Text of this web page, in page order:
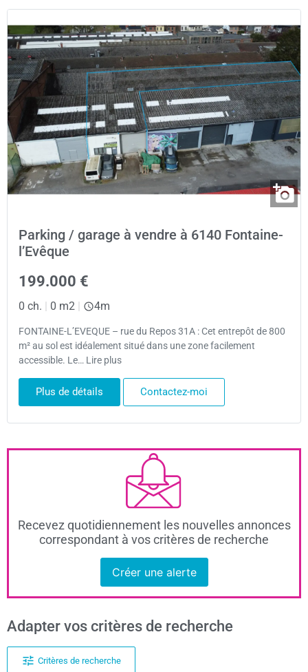
Parking / garage à vendre à 6140 Fontaine-
l’Evêque
199.000 €
0 ch. | 0 m2 | 4m
FONTAINE-L’EVEQUE – rue du Repos 31A : Cet entrepôt de 800
m² au sol est idéalement situé dans une zone facilement
accessible. Le… Lire plus
Plus de détails Contactez-moi
Recevez quotidiennement les nouvelles annonces
correspondant à vos critères de recherche
Créer une alerte
Adapter vos critères de recherche
Critères de recherche